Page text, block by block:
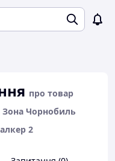
про товар
Зона Чорнобиль
2